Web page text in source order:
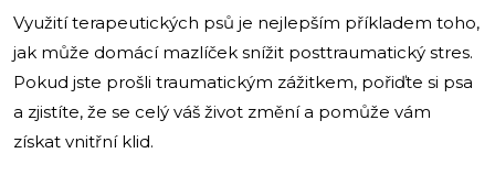
Využití terapeutických psů je nejlepším příkladem toho,
jak může domácí mazlíček snížit posttraumatický stres.
Pokud jste prošli traumatickým zážitkem, pořiďte si psa
a zjistíte, že se celý váš život změní a pomůže vám
získat vnitřní klid.